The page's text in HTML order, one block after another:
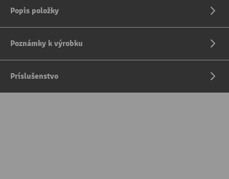
Popis položky
Poznámky k výrobku
Príslušenstvo